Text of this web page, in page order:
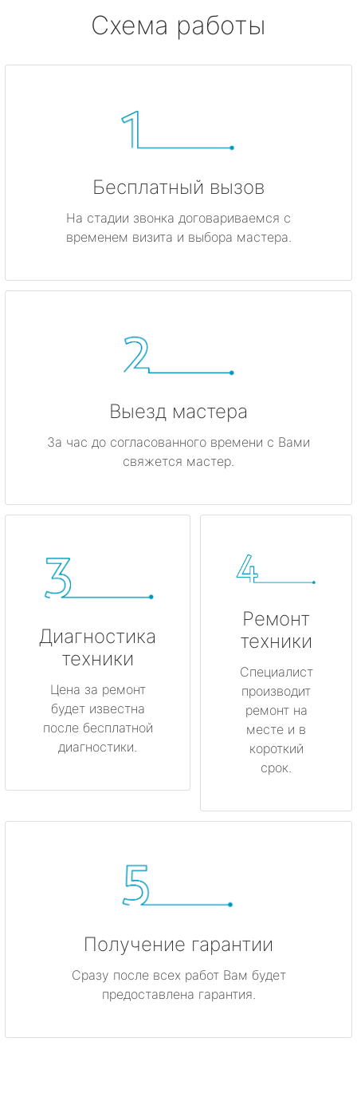
Схема работы
Бесплатный вызов
На стадии звонка договариваемся с
временем визита и выбора мастера.
Выезд мастера
За час до согласованного времени с Вами
свяжется мастер.
Диагностика
техники
Цена за ремонт
будет известна
после бесплатной
диагностики.
Ремонт
техники
Специалист
производит
ремонт на
месте и в
короткий
срок.
Получение гарантии
Сразу после всех работ Вам будет
предоставлена гарантия.